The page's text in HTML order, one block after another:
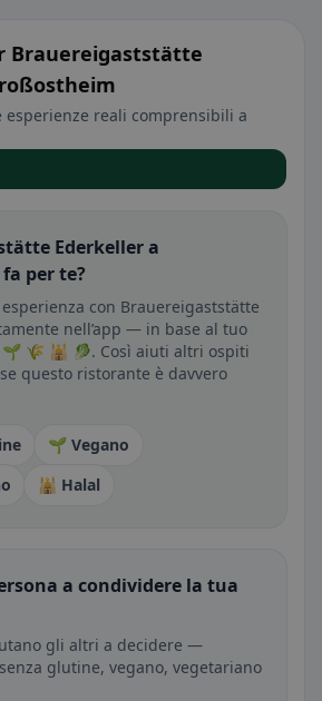
Brauereigaststätte
reali comprensibili a
Ederkeller a
per te?
con Brauereigaststätte
nell’app — in base al tuo
🌾 🕌 🥬. Così aiuti altri ospiti
questo ristorante è davvero
🌱 Vegano
🕌 Halal
a condividere la tua
gli altri a decidere —
glutine, vegano, vegetariano